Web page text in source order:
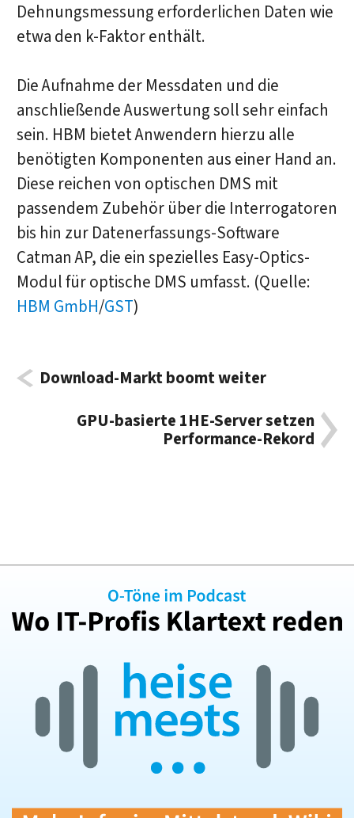
Dehnungsmessung erforderlichen Daten wie
etwa den k-Faktor enthält.
Die Aufnahme der Messdaten und die
anschließende Auswertung soll sehr einfach
sein. HBM bietet Anwendern hierzu alle
benötigten Komponenten aus einer Hand an.
Diese reichen von optischen DMS mit
passendem Zubehör über die Interrogatoren
bis hin zur Datenerfassungs-Software
Catman AP, die ein spezielles Easy-Optics-
Modul für optische DMS umfasst. (Quelle:
HBM GmbH/GST)
Download-Markt boomt weiter
GPU-basierte 1HE-Server setzen
Performance-Rekord